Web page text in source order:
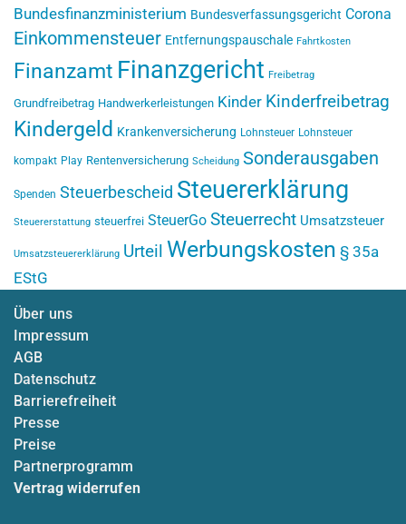
Bundesfinanzministerium Bundesverfassungsgericht Corona
Einkommensteuer Entfernungspauschale Fahrtkosten
Finanzamt Finanzgericht Freibetrag
Grundfreibetrag Handwerkerleistungen Kinder Kinderfreibetrag
Kindergeld Krankenversicherung Lohnsteuer Lohnsteuer
kompakt Play Rentenversicherung Scheidung Sonderausgaben
Spenden Steuerbescheid Steuererklärung
Steuererstattung steuerfrei SteuerGo Steuerrecht Umsatzsteuer
Umsatzsteuererklärung Urteil Werbungskosten § 35a
EStG
Über uns
Impressum
AGB
Datenschutz
Barrierefreiheit
Presse
Preise
Partnerprogramm
Vertrag widerrufen